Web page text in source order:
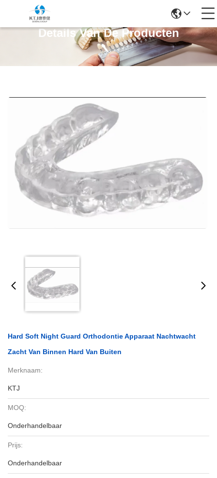
Details Van De Producten
Hard Soft Night Guard Orthodontie Apparaat Nachtwacht
Zacht Van Binnen Hard Van Buiten
Merknaam:
KTJ
MOQ:
Onderhandelbaar
Prijs:
Onderhandelbaar